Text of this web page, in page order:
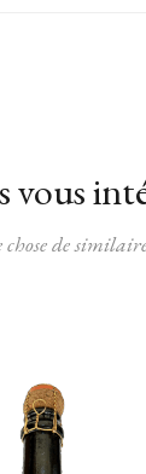
vous
chose de